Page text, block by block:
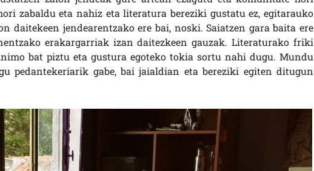
zabaldu eta nahiz eta literatura bereziki gustatu ez, egitarauko
daitekeen jendearentzako ere bai, noski. Saiatzen gara baita ere
erakargarriak izan daitezkeen gauzak. Literaturako friki
bat piztu eta gustura egoteko tokia sortu nahi dugu. Mundu
pedantekeriarik gabe, bai jaialdian eta bereziki egiten ditugun